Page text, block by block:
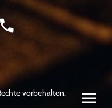
vorbehalten.